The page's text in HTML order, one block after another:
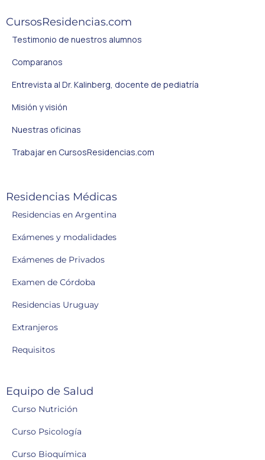
CursosResidencias.com
Testimonio de nuestros alumnos
Comparanos
Entrevista al Dr. Kalinberg, docente de pediatría
Misión y visión
Nuestras oficinas
Trabajar en CursosResidencias.com
Residencias Médicas
Residencias en Argentina
Exámenes y modalidades
Exámenes de Privados
Examen de Córdoba
Residencias Uruguay
Extranjeros
Requisitos
Equipo de Salud
Curso Nutrición
Curso Psicología
Curso Bioquímica